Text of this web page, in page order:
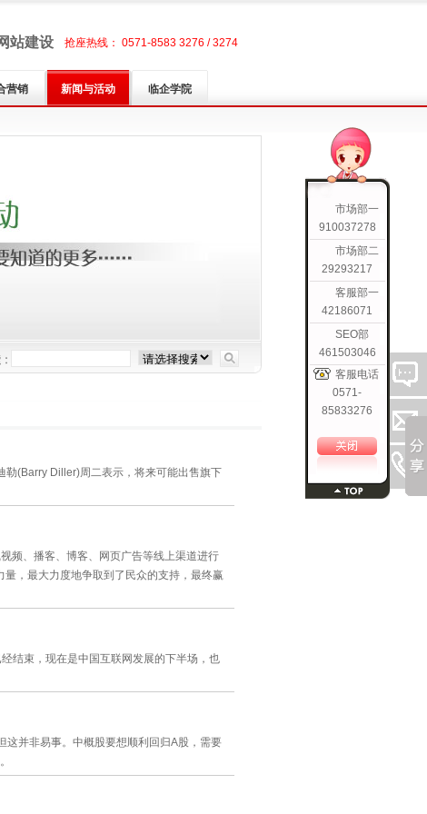
站建设 抢座热线： 0571-8583 3276 / 3274
营销 新闻与活动 临企学院
市场部一
910037278
市场部二
29293217
客服部一
42186071
SEO部
461503046
客服电话
0571-
85833276
勒(Barry Diller)周二表示，将来可能出售旗下
频、播客、博客、网页广告等线上渠道进行
量，最大力度地争取到了民众的支持，最终赢
结束，现在是中国互联网发展的下半场，也
这并非易事。中概股要想顺利回归A股，需要